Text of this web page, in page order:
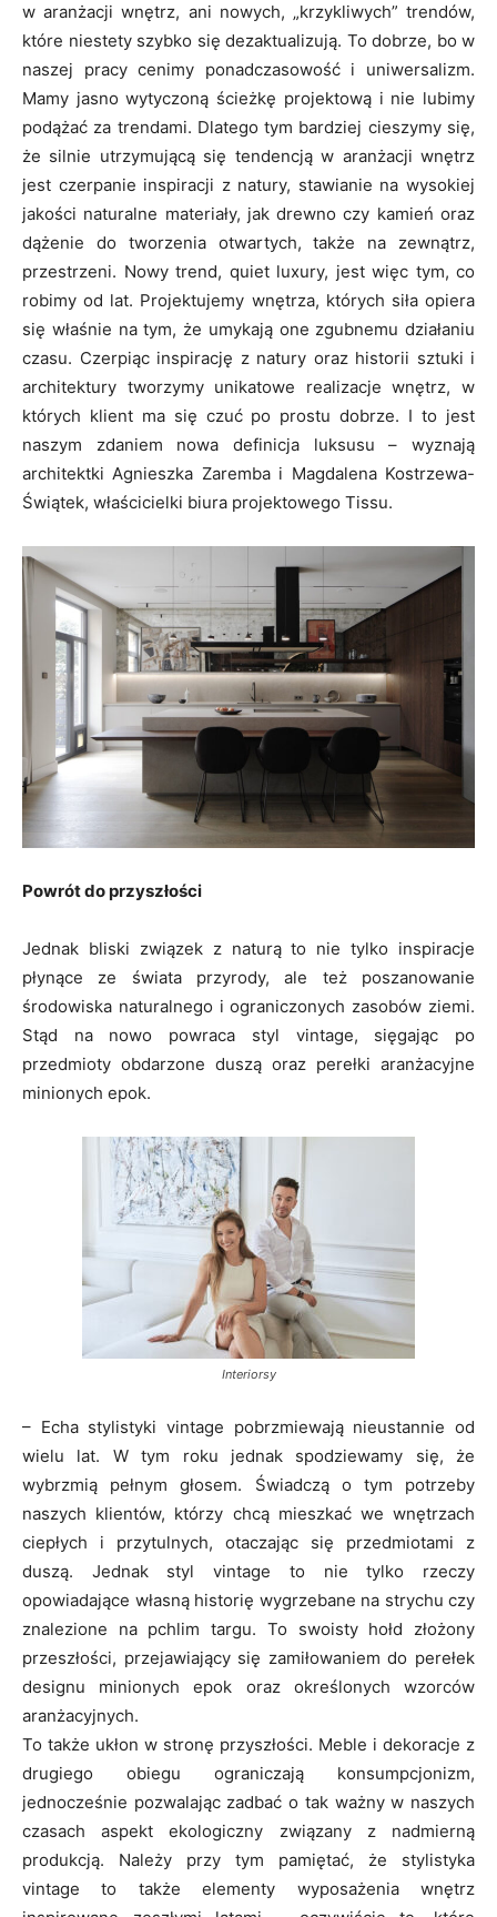
w aranżacji wnętrz, ani nowych, „krzykliwych” trendów,
które niestety szybko się dezaktualizują. To dobrze, bo w
naszej pracy cenimy ponadczasowość i uniwersalizm.
Mamy jasno wytyczoną ścieżkę projektową i nie lubimy
podążać za trendami. Dlatego tym bardziej cieszymy się,
że silnie utrzymującą się tendencją w aranżacji wnętrz
jest czerpanie inspiracji z natury, stawianie na wysokiej
jakości naturalne materiały, jak drewno czy kamień oraz
dążenie do tworzenia otwartych, także na zewnątrz,
przestrzeni. Nowy trend, quiet luxury, jest więc tym, co
robimy od lat. Projektujemy wnętrza, których siła opiera
się właśnie na tym, że umykają one zgubnemu działaniu
czasu. Czerpiąc inspirację z natury oraz historii sztuki i
architektury tworzymy unikatowe realizacje wnętrz, w
których klient ma się czuć po prostu dobrze. I to jest
naszym zdaniem nowa definicja luksusu – wyznają
architektki Agnieszka Zaremba i Magdalena Kostrzewa-
Świątek, właścicielki biura projektowego Tissu.
Powrót do przyszłości
Jednak bliski związek z naturą to nie tylko inspiracje
płynące ze świata przyrody, ale też poszanowanie
środowiska naturalnego i ograniczonych zasobów ziemi.
Stąd na nowo powraca styl vintage, sięgając po
przedmioty obdarzone duszą oraz perełki aranżacyjne
minionych epok.
Interiorsy
– Echa stylistyki vintage pobrzmiewają nieustannie od
wielu lat. W tym roku jednak spodziewamy się, że
wybrzmią pełnym głosem. Świadczą o tym potrzeby
naszych klientów, którzy chcą mieszkać we wnętrzach
ciepłych i przytulnych, otaczając się przedmiotami z
duszą. Jednak styl vintage to nie tylko rzeczy
opowiadające własną historię wygrzebane na strychu czy
znalezione na pchlim targu. To swoisty hołd złożony
przeszłości, przejawiający się zamiłowaniem do perełek
designu minionych epok oraz określonych wzorców
aranżacyjnych.
To także ukłon w stronę przyszłości. Meble i dekoracje z
drugiego obiegu ograniczają konsumpcjonizm,
jednocześnie pozwalając zadbać o tak ważny w naszych
czasach aspekt ekologiczny związany z nadmierną
produkcją. Należy przy tym pamiętać, że stylistyka
vintage to także elementy wyposażenia wnętrz